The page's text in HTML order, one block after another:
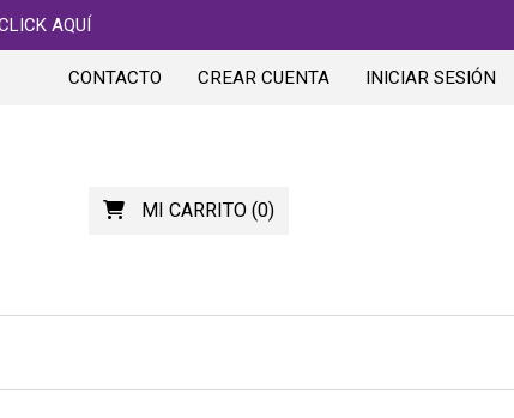
AQUÍ
CONTACTO CREAR CUENTA INICIAR SESIÓN
MI CARRITO(0)